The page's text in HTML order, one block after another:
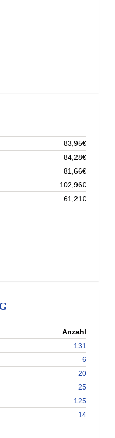
83,95€
84,28€
81,66€
102,96€
61,21€
Anzahl
131
6
20
25
125
14